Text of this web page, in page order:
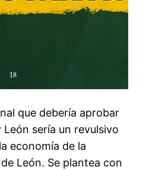
que debería aprobar
sería un revulsivo
economía de la
León. Se plantea con